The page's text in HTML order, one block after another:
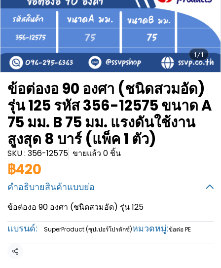
1/1
ข้อต่องอ 90 องศา (ชนิดสวมอัด)
รุ่น 125 รหัส 356-12575 ขนาด A
75 มม. B 75 มม. แรงดันใช้งาน
สูงสุด 8 บาร์ (แพ็ค 1 ตัว)
SKU : 356-12575 ขายแล้ว 0 ชิ้น
฿420
คำอธิบายสินค้าแบบย่อ
ข้อต่องอ 90 องศา (ชนิดสวมอัด) รุ่น 125
แบรนด์: SuperProduct (ซุปเปอร์โปรดักซ์)หมวดหมู่:ข้อต่อ PE
แชร์